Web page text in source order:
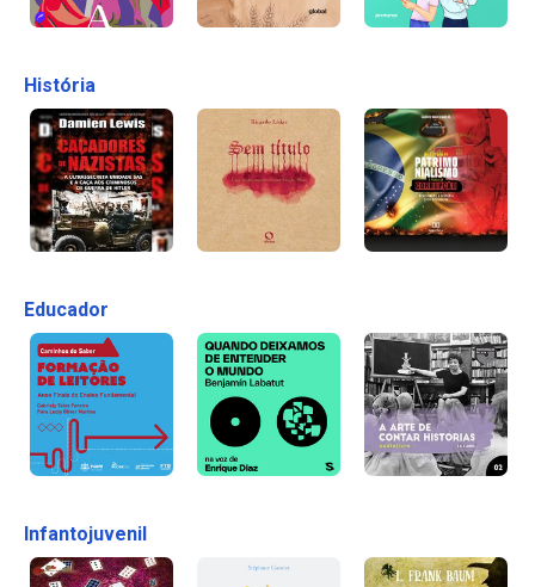
História
Educador
Infantojuvenil